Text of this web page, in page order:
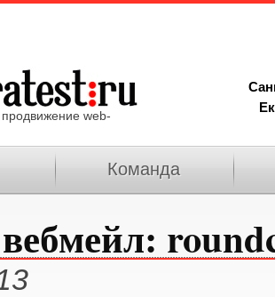
web-
Команда